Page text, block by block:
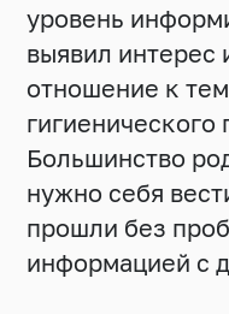
уровень
выявил интерес
отношение к
Большинство
нужно себя
прошли без
информацией с